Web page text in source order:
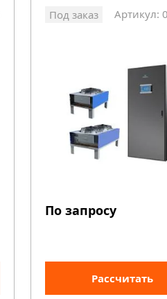
Под заказ Артикул:
По запросу
Рассчитать